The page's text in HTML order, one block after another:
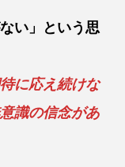
い」という思
に応え続けな
識の信念があ